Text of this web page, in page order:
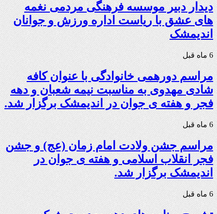
دیدار دبیر موسسه فرهنگی مردمی نغمه
های عشق با ریاست اداره ورزش و جوانان
اندیمشک
6 ماه قبل
مراسم دورهمی خانوادگی با عنوان کافه
شادی مهدوی به مناسبت نیمه شعبان و دهه
فجر و هفته ی جوان در اندیمشک برگزار شد.
6 ماه قبل
مراسم جشن ولادت امام زمان (عج) و جشن
فجر انقلاب اسلامی و هفته ی جوان در
اندیمشک برگزار شد.
6 ماه قبل